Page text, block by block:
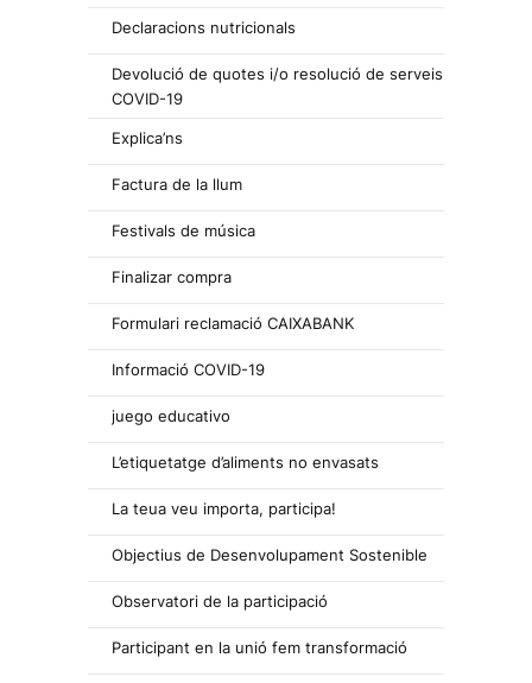
Declaracions nutricionals
Devolució de quotes i/o resolució de serveis
COVID-19
Explica’ns
Factura de la llum
Festivals de música
Finalizar compra
Formulari reclamació CAIXABANK
Informació COVID-19
juego educativo
L’etiquetatge d’aliments no envasats
La teua veu importa, participa!
Objectius de Desenvolupament Sostenible
Observatori de la participació
Participant en la unió fem transformació